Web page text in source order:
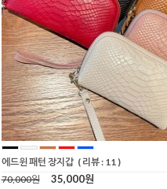
에드윈 패턴 장지갑 ( 리뷰 : 11 )
70,000원
35,000원